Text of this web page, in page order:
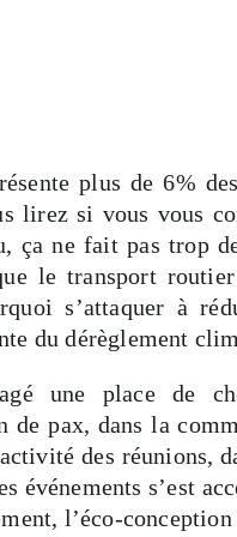
plus de 6%
lirez si vous vous
ça ne fait pas trop
le transport
s’attaquer à
du dérèglement
une place de
de pax, dans la
des réunions,
s’est
l’éco-